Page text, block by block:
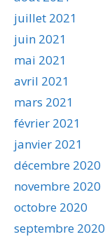
juillet 2021
juin 2021
mai 2021
avril 2021
mars 2021
février 2021
janvier 2021
décembre 2020
novembre 2020
octobre 2020
septembre 2020